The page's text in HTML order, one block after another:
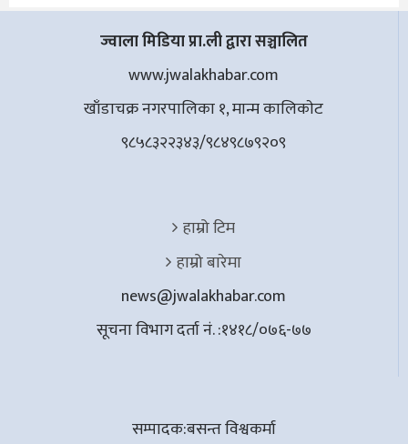
ज्वाला मिडिया प्रा.ली द्वारा सञ्चालित
www.jwalakhabar.com
खाँडाचक्र नगरपालिका १, मान्म कालिकाेट
९८५८३२२३४३/९८४९८७९२०९
हाम्रो टिम
हाम्रो बारेमा
news@jwalakhabar.com
सूचना विभाग दर्ता नं. :१४१८/०७६-७७
सम्पादक:बसन्त विश्वकर्मा